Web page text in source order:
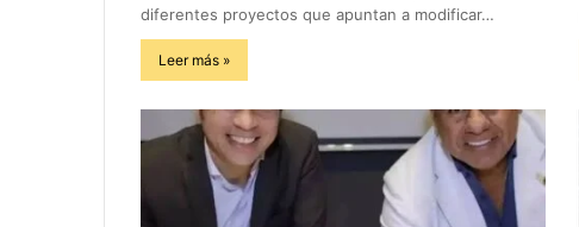
diferentes proyectos que apuntan a modificar…
Leer más »